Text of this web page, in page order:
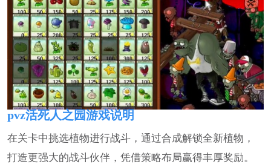
pvz活死人之园游戏说明
在关卡中挑选植物进行战斗，通过合成解锁全新植物，
打造更强大的战斗伙伴，凭借策略布局赢得丰厚奖励。